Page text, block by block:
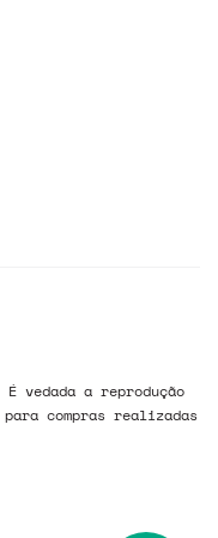
vedada a reprodução
compras realizadas